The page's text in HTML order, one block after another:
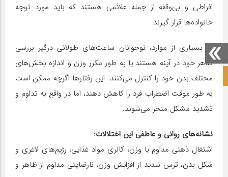
صفحه نخست آکادمی علمی
افراطی و بی‌وقفه از جمله علائمی هستند که باید مورد توجه
خانواده‌ها قرار گیرند.
در بسیاری از موارد، نوجوانان ساعت‌های طولانی درگیر بررسی
ظاهر خود در آینه هستند یا به طور مکرر وزن و اندازه بخش‌های
مختلف بدن خود را کنترل می‌کنند. این رفتارها اگرچه ممکن است
به طور موقت اضطراب فرد را کاهش دهند، اما در واقع به تداوم و
تشدید مشکل منجر می‌شوند.
نشانه‌های روانی و عاطفی این اختلالات:
اشتغال ذهنی مداوم با وزن، کالری مواد غذایی، رژیم‌های لاغری و
شکل بدن، ترس شدید از افزایش وزن، نارضایتی مداوم از ظاهر و